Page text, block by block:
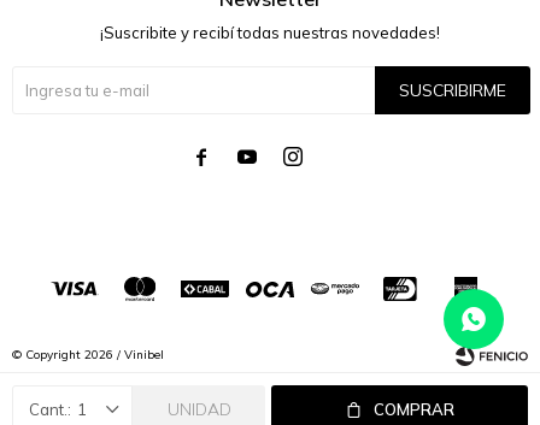
1 UNIDAD COMPRAR
¡Suscribite y recibí todas nuestras novedades!
SUSCRIBIRME
  
© Copyright 2026 / Vinibel